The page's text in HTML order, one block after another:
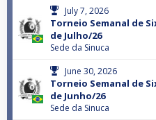
July 7, 2026
Torneio Semanal de
de Julho/26
Sede da Sinuca
June 30, 2026
Torneio Semanal de
de Junho/26
Sede da Sinuca